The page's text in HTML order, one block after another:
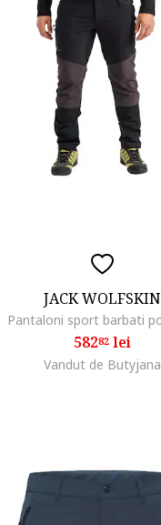
JACK WOLFSKIN
58282lei
Vandut de Butyjana